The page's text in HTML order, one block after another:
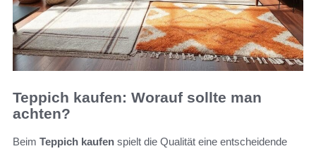
Teppich kaufen: Worauf sollte man
achten?
Beim Teppich kaufen spielt die Qualität eine entscheidende